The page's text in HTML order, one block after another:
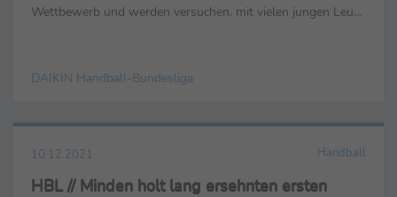
Wettbewerb und werden versuchen, mit vielen jungen Leute
DAIKIN Handball-Bundesliga
10.12.2021 Handball
HBL // Minden holt lang ersehnten ersten